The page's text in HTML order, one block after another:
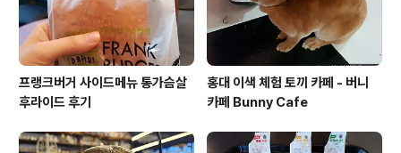
프랭크버거 사이드메뉴 통가슴살
후라이드 후기
홍대 이색 체험 토끼 카페 - 버니
카페 Bunny Cafe